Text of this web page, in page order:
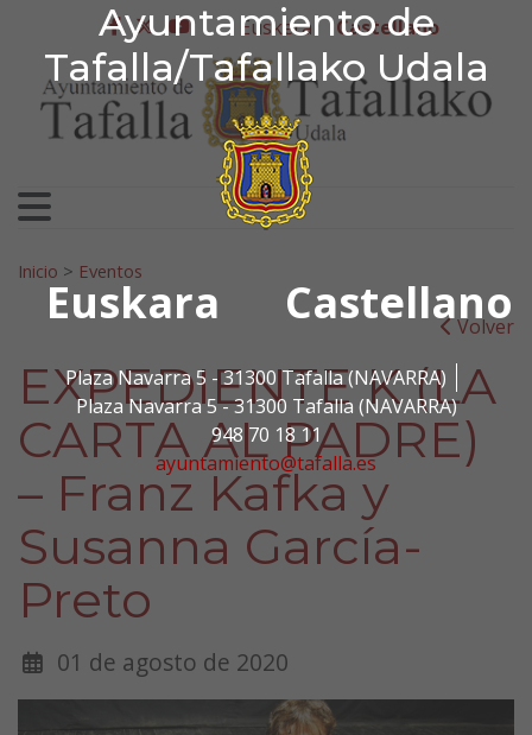
Ayuntamiento de
Tafalla/Tafallako Udala
Euskara Castellano
Plaza Navarra 5 - 31300 Tafalla (NAVARRA)
Plaza Navarra 5 - 31300 Tafalla (NAVARRA)
948 70 18 11
ayuntamiento@tafalla.es
Ir al contenido
Ayuntamiento de
facebook
twitter
youtube
Euskera Castellano
Search for:
Inicio > Eventos
Volver
EXPEDIENTE K (LA
CARTA AL PADRE)
– Franz Kafka y
Susanna García-
Preto
01 de agosto de 2020